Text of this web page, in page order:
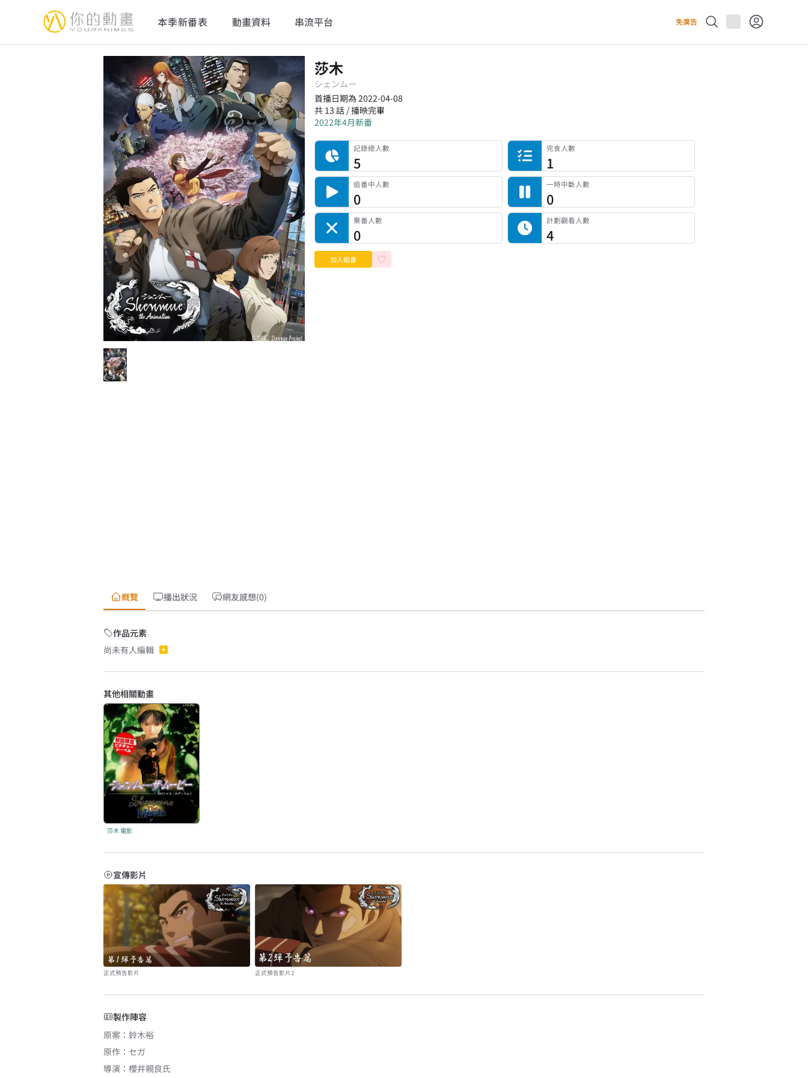
YourAnimes 你的動畫 本季新番表 動畫資料 串流平台 免廣告
莎木
シェンムー
首播日期為 2022-04-08
共 13 話 / 播映完畢
2022年4月新番
記錄總人數記錄總人數
5
完食人數 完食人數
1
追番中人數
追番中人數
0
一時中斷人數
一時中斷人數
0
棄番人數
棄番人數
0
計劃觀看人數
計劃觀看人數
4
加入追番
概覽 播出狀況 網友感想(0)
作品元素
尚未有人編輯
其他相關動畫
莎木 電影
宣傳影片
正式預告影片 正式預告影片2
製作陣容
原案 ： 鈴木裕
原作 ： セガ
導演 ： 櫻井親良氏